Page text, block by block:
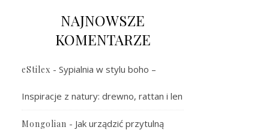
NAJNOWSZE
KOMENTARZE
eStilex - Sypialnia w stylu boho –
Inspiracje z natury: drewno, rattan i len
Mongolian - Jak urządzić przytulną